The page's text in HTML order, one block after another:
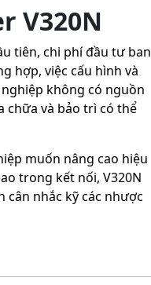
V320N
tiên, chi phí đầu tư ban
hợp, việc cấu hình và
không có nguồn
chữa và bảo trì có thể
muốn nâng cao hiệu
trong kết nối, V320N
cân nhắc kỹ các nhược